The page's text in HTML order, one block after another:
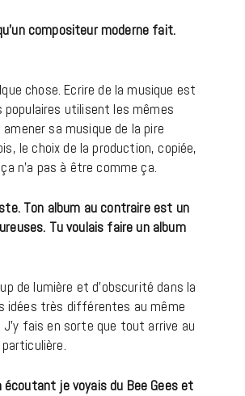
compositeur moderne fait.
chose. Ecrire de la musique est
populaires utilisent les mêmes
sa musique de la pire
le choix de la production, copiée,
n’a pas à être comme ça.
Ton album au contraire est un
Tu voulais faire un album
de lumière et d’obscurité dans la
idées très différentes au même
fais en sorte que tout arrive au
je voyais du Bee Gees et
18 JUILLET 2026
Disclosure Day : le retour en grâce
9 JUIN 2026